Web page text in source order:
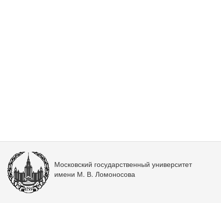
Московский государственный университет
имени М. В. Ломоносова